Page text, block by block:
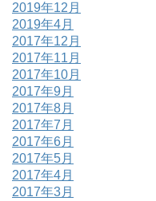
2019年12月
2019年4月
2017年12月
2017年11月
2017年10月
2017年9月
2017年8月
2017年7月
2017年6月
2017年5月
2017年4月
2017年3月